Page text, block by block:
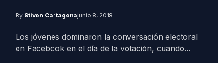
By Stiven Cartagenajunio 8, 2018
Los jóvenes dominaron la conversación electoral
en Facebook en el día de la votación, cuando...